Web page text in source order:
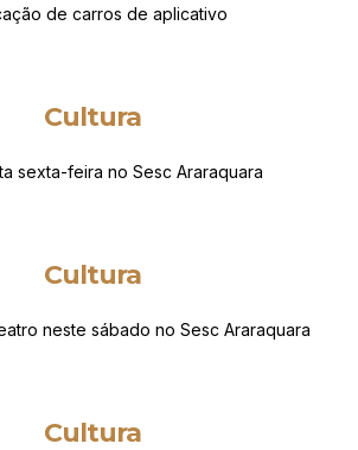
de carros de aplicativo
Cultura
sexta-feira no Sesc Araraquara
Cultura
neste sábado no Sesc Araraquara
Cultura